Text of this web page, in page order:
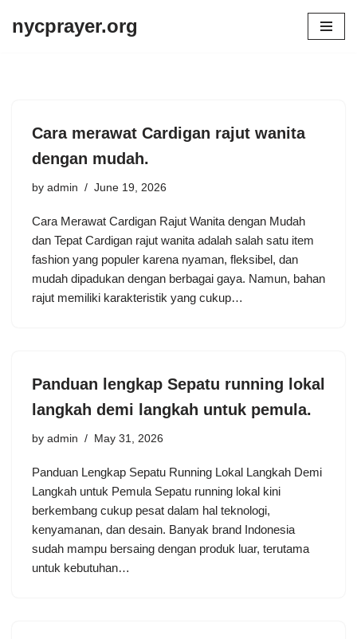
nycprayer.org
Cara merawat Cardigan rajut wanita
dengan mudah.
by admin June 19, 2026
Cara Merawat Cardigan Rajut Wanita dengan Mudah
dan Tepat Cardigan rajut wanita adalah salah satu item
fashion yang populer karena nyaman, fleksibel, dan
mudah dipadukan dengan berbagai gaya. Namun, bahan
rajut memiliki karakteristik yang cukup…
Panduan lengkap Sepatu running lokal
langkah demi langkah untuk pemula.
by admin May 31, 2026
Panduan Lengkap Sepatu Running Lokal Langkah Demi
Langkah untuk Pemula Sepatu running lokal kini
berkembang cukup pesat dalam hal teknologi,
kenyamanan, dan desain. Banyak brand Indonesia
sudah mampu bersaing dengan produk luar, terutama
untuk kebutuhan…